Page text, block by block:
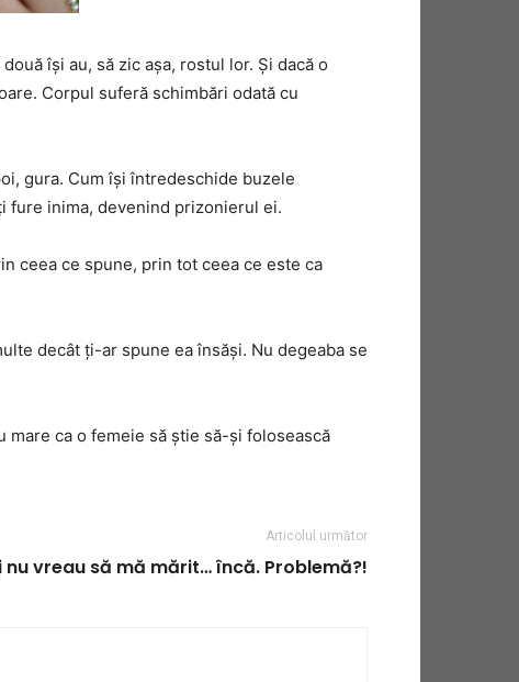
îşi au, să zic aşa, rostul lor. Şi dacă o
Corpul suferă schimbări odată cu
gura. Cum îşi întredeschide buzele
fure inima, devenind prizonierul ei.
ceea ce spune, prin tot ceea ce este ca
decât ţi-ar spune ea însăşi. Nu degeaba se
mare ca o femeie să ştie să-şi folosească
Articolul următor
nu vreau să mă mărit… încă. Problemă?!